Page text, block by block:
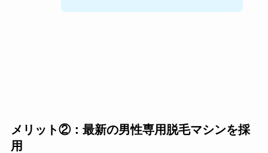
メリット②：最新の男性専用脱毛マシンを採
用